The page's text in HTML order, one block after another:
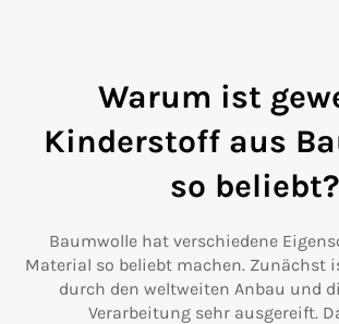
Warum ist
Kinderstoff aus
so beliebt?
Baumwolle hat verschiedene
Material so beliebt machen. Zunächst
durch den weltweiten Anbau und
Verarbeitung sehr ausgereift.